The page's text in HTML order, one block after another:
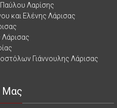
Λαρίσης
και Ελένης Λάρισας
Λάρισας
Γιάννουλης Λάρισας
Μας